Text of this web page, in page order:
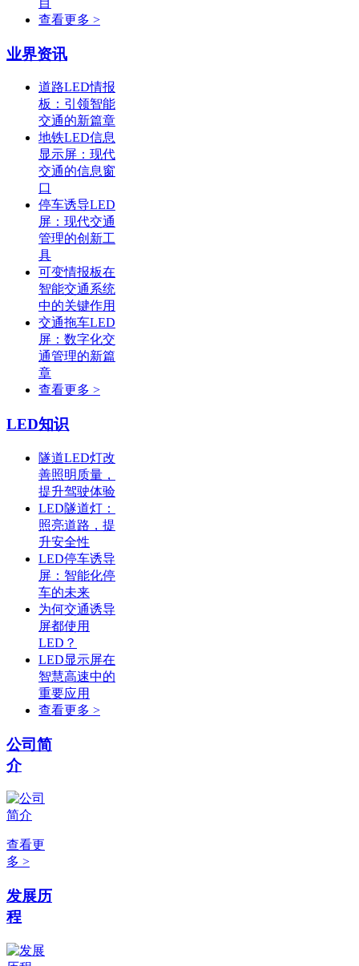
目
查看更多 >
业界资讯
道路LED情报
板：引领智能
交通的新篇章
地铁LED信息
显示屏：现代
交通的信息窗
口
停车诱导LED
屏：现代交通
管理的创新工
具
可变情报板在
智能交通系统
中的关键作用
交通拖车LED
屏：数字化交
通管理的新篇
章
查看更多 >
LED知识
隧道LED灯改
善照明质量，
提升驾驶体验
LED隧道灯：
照亮道路，提
升安全性
LED停车诱导
屏：智能化停
车的未来
为何交通诱导
屏都使用
LED？
LED显示屏在
智慧高速中的
重要应用
查看更多 >
公司简
介
查看更
多 >
发展历
程